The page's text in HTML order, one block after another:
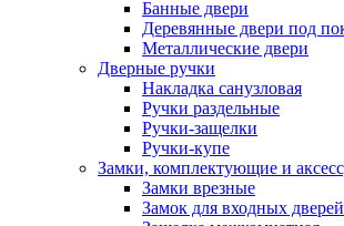
Банные двери
Деревянные двери под
Металлические двери
Дверные ручки
Накладка санузловая
Ручки раздельные
Ручки-защелки
Ручки-купе
Замки, комплектующие и
Замки врезные
Замок для входных дверей